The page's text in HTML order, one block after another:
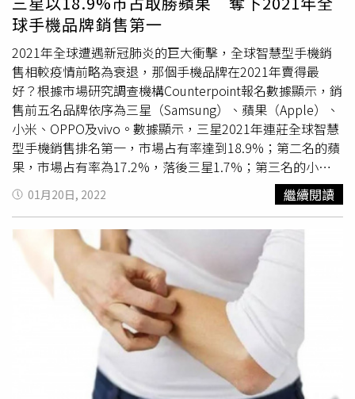
此警告她的阿姨，如果雷奇因為沒有獲得妥善照顧而死，她
就會去向社福機構報告，還曾有一名醫師安排了一次家訪，
當時逼得克拉克努力打掃房間，並將女兒拖到淋浴間洗澡；
無奈即使曾有外人關心，雷奇最終仍慘死。克拉克最後也因
為此事遭到逮捕，起初她否認自己非法殺害女兒，不過卻在
開庭的前10天突然認罪，法官則判她9年10個月有期徒刑，
必須服刑至少1／3刑期，才有機會獲得假釋。
球手機品牌銷售第一
2021年全球遭遇新冠肺炎的巨大衝擊，全球智慧型手機銷
售相較疫情前略為衰退，那個手機品牌在2021年賣得最
好？根據市場研究調查機構Counterpoint報名數據顯示，銷
售前五名品牌依序為三星（Samsung）、蘋果（Apple）、
小米、OPPO及vivo。數據顯示，三星2021年連莊全球智慧
型手機銷售排名第一，市場占有率達到18.9%；第二名的蘋
果，市場占有率為17.2%，落後三星1.7%；第三名的小米
市場占有率為13.5%；OPPO則以11.4%市占拿下第四名；
第五名的vivo市占為9.6%。值得一提的是2021年是蘋果歷
年來銷售iPhone手機數量最多的一年。此外，小米是有史以
來第一次站上全球第三大手機品牌位置，而OPPO與vivo也
是有史以來一年內市場占有率最快速成長的一年。從年成長
率來看，小米以35.4%的年成長幅度領先第二名OPPO的
32.8%，蘋果的25.5%、vivo的25.2%，銷售第一名的三
星，年成長幅度僅有0.9%。市調機構Counterpoint調查
2021年前五大手機疥瘡排名。（圖／翻攝自
01月20日, 2022 繼續閱讀